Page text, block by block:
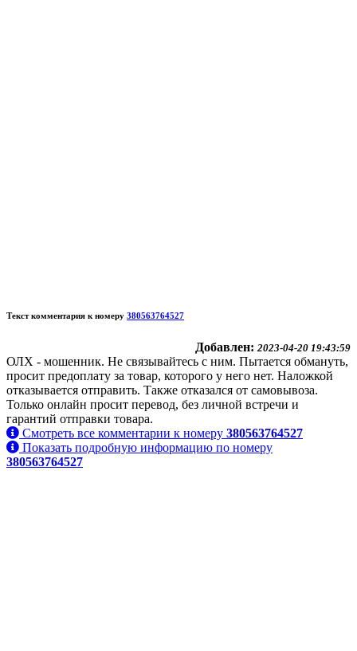
Текст комментария к номеру 380563764527
Добавлен: 2023-04-20 19:43:59
ОЛХ - мошенник. Не связывайтесь с ним. Пытается обмануть,
просит предоплату за товар, которого у него нет. Наложкой
отказывается отправить. Также отказался от самовывоза.
Только онлайн просит перевод, без личной встречи и
гарантий отправки товара.
Смотреть все комментарии к номеру 380563764527
Показать подробную информацию по номеру
380563764527